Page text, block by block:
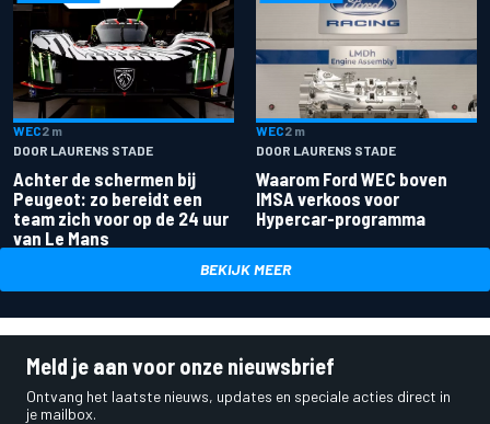
WEC2 m
DOOR LAURENS STADE
Achter de schermen bij
Peugeot: zo bereidt een
team zich voor op de 24 uur
van Le Mans
WEC2 m
DOOR LAURENS STADE
Waarom Ford WEC boven
IMSA verkoos voor
Hypercar-programma
BEKIJK MEER
Meld je aan voor onze nieuwsbrief
Ontvang het laatste nieuws, updates en speciale acties direct in
je mailbox.